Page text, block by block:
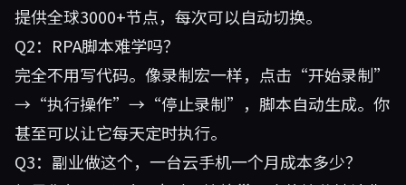
提供全球3000+节点，每次可以自动切换。
Q2：RPA脚本难学吗？
完全不用写代码。像录制宏一样，点击“开始录制”
→“执行操作”→“停止录制”，脚本自动生成。你
甚至可以让它每天定时执行。
Q3：副业做这个，一台云手机一个月成本多少？